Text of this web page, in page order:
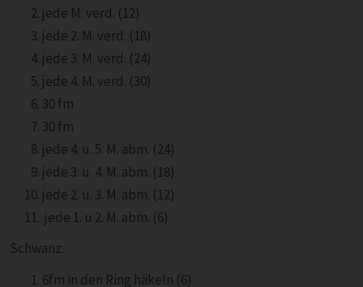
jede M. verd. (12)
jede 2. M. verd. (18)
jede 3. M. verd. (24)
jede 4. M. verd. (30)
30 fm
30 fm
jede 4. u. 5. M. abm. (24)
jede 3. u. 4. M. abm. (18)
jede 2. u. 3. M. abm. (12)
jede 1. u 2. M. abm. (6)
Schwanz:
6fm in den Ring häkeln (6)